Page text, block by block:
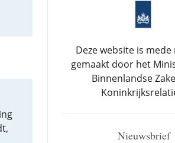
Deze website is
gemaakt door het
Binnenlandse
Nieuwsbrief